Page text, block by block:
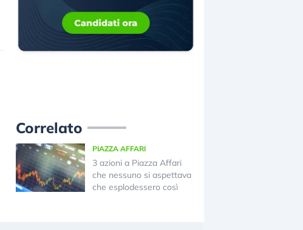
Correlato
PIAZZA AFFARI
3 azioni a Piazza Affari
che nessuno si aspettava
che esplodessero così